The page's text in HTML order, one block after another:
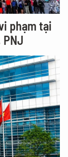
phạm tại
PNJ